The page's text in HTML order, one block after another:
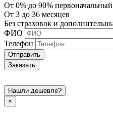
От 0% до 90% первоначальный
От 3 до 36 месяцев
Без страховок и
ФИО
Телефон
Отправить
Заказать
Нашли дешевле?
×